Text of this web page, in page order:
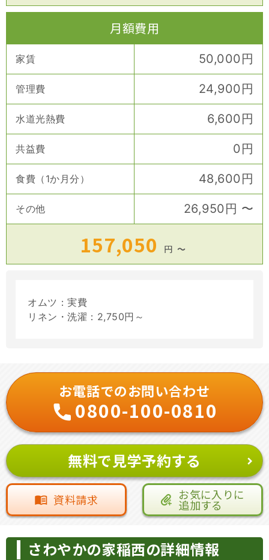
月額費用
家賃 50,000円
管理費 24,900円
水道光熱費 6,600円
共益費 0円
食費（1か月分） 48,600円
その他 26,950円 〜
157,050 円 〜
オムツ：実費
リネン・洗濯：2,750円～
お電話でのお問い合わせ
0800-100-0810
無料で見学予約する
資料請求 お気に入りに
追加する
さわやかの家稲西の詳細情報